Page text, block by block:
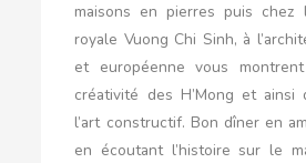
maisons en pierres puis
royale Vuong Chi Sinh, à
et européenne vous
créativité des H’Mong et
l’art constructif. Bon dîner en
en écoutant l’histoire sur le